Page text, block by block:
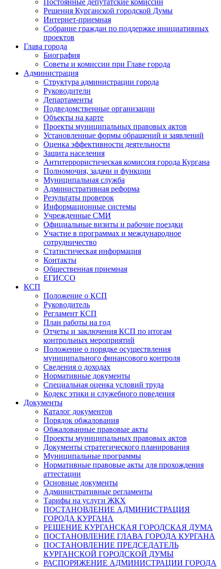
Постоянные депутатские комиссии
Решения Курганской городской Думы
Интернет-приемная
Собрание граждан по поддержке инициативных
проектов
Глава города
Биография
Советы и комиссии при Главе города
Администрация
Структура администрации города
Руководители
Департаменты
Подведомственные организации
Объекты на карте
Проекты муниципальных правовых актов
Установленные формы обращений и заявлений
Оценка эффективности деятельности
Защита населения
Антитеррористическая комиссия города Кургана
Полномочия, задачи и функции
Муниципальная служба
Административная реформа
Результаты проверок
Информационные системы
Учрежденные СМИ
Официальные визиты и рабочие поездки
Участие в программах и международное
сотрудничество
Статистическая информация
Контакты
Общественная приемная
ЕГИССО
КСП
Положение о КСП
Руководитель
Регламент КСП
План работы на год
Отчеты и заключения КСП по итогам
контрольных мероприятий
Положение о порядке осуществления
муниципального финансового контроля
Сведения о доходах
Нормативные документы
Специальная оценка условий труда
Кодекс этики и служебного поведения
Документы
Каталог документов
Порядок обжалования
Обжалованные правовые акты
Проекты муниципальных правовых актов
Документы стратегического планирования
Муниципальные программы
Нормативные правовые акты для прохождения
аттестации
Основные документы
Административные регламенты
Тарифы на услуги ЖКХ
ПОСТАНОВЛЕНИЕ АДМИНИСТРАЦИЯ
ГОРОДА КУРГАНА
РЕШЕНИЕ КУРГАНСКАЯ ГОРОДСКАЯ ДУМА
ПОСТАНОВЛЕНИЕ ГЛАВА ГОРОДА КУРГАНА
ПОСТАНОВЛЕНИЕ ПРЕДСЕДАТЕЛЬ
КУРГАНСКОЙ ГОРОДСКОЙ ДУМЫ
РАСПОРЯЖЕНИЕ АДМИНИСТРАЦИИ ГОРОДА